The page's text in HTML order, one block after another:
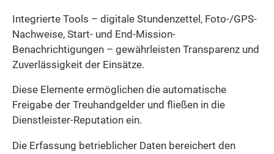
Integrierte Tools – digitale Stundenzettel, Foto-/GPS-
Nachweise, Start- und End-Mission-
Benachrichtigungen – gewährleisten Transparenz und
Zuverlässigkeit der Einsätze.
Diese Elemente ermöglichen die automatische
Freigabe der Treuhandgelder und fließen in die
Dienstleister-Reputation ein.
Die Erfassung betrieblicher Daten bereichert den